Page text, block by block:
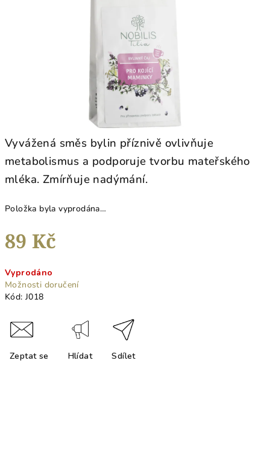
Vyvážená směs bylin příznivě ovlivňuje
metabolismus a podporuje tvorbu mateřského
mléka. Zmírňuje nadýmání.
Položka byla vyprodána…
89 Kč
cena:
Vyprodáno
Možnosti doručení
Kód: J018
Zeptat se Hlídat Sdílet